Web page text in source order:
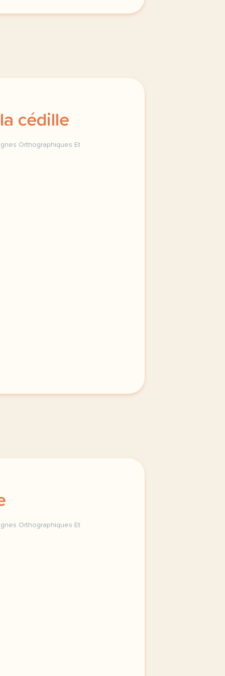
cédille
Orthographiques Et
Orthographiques Et